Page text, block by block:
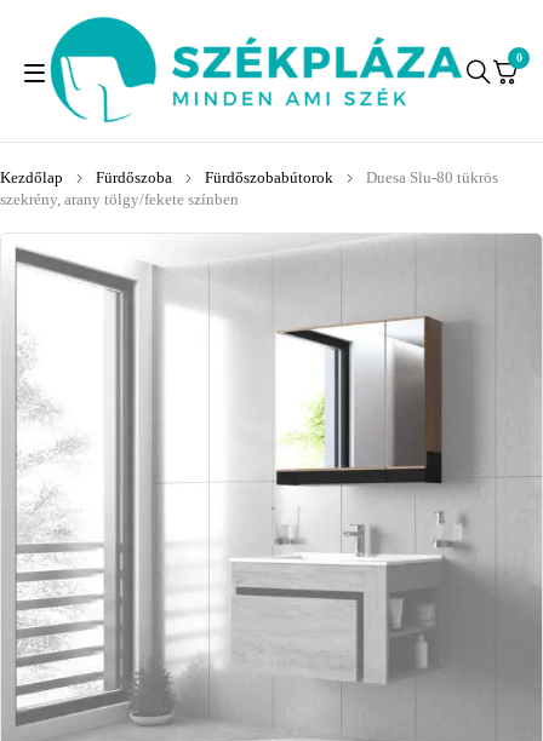
0
Kezdőlap Fürdőszoba Fürdőszobabútorok
Duesa Slu-80 tükrös
szekrény, arany tölgy/fekete színben